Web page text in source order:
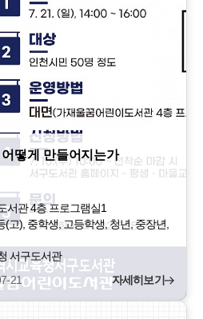
떻게 만들어지는가
서관 4층 프로그램실1
(고), 중학생, 고등학생, 청년, 중장년,
서구도서관
21
자세히보기